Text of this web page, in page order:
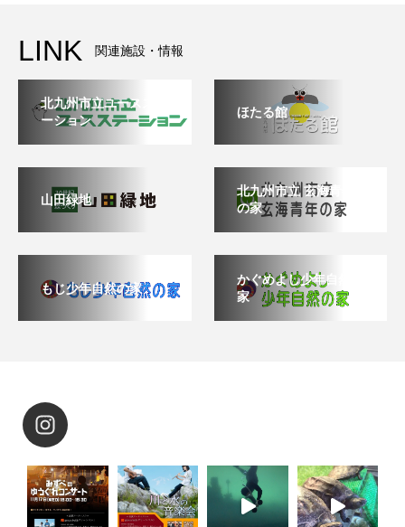
LINK 関連施設・情報
北九州市立ユースステ
ーション
ほたる館
山田緑地
北九州市立 玄海青年
の家
もじ少年自然の家
かぐめよし少年自然の
家